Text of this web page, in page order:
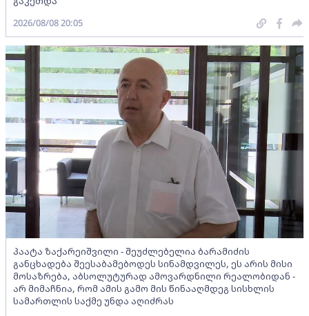
2026/08/08 20:05
პაატა ზაქარეიშვილი - შეუძლებელია ბარამიძის
განცხადება შეესაბამებოდეს სინამდვილეს, ეს არის მისი
მოსაზრება, აბსოლუტურად ამოვარდნილი რეალობიდან -
არ მიმაჩნია, რომ ამის გამო მის წინააღმდეგ სისხლის
სამართლის საქმე უნდა აღიძრას